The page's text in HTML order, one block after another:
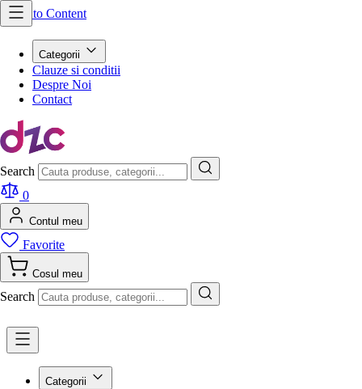
Skip to Content
Categorii
Clauze si conditii
Despre Noi
Contact
Search
0
Contul meu
Favorite
Cosul meu
Search
Categorii